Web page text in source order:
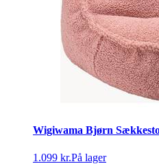
Wigiwama Bjørn
1.099 kr.På lager